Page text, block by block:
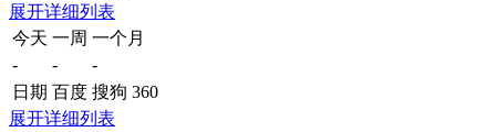
展开详细列表
今天 一周 一个月
-
-
-
日期 百度 搜狗 360
展开详细列表